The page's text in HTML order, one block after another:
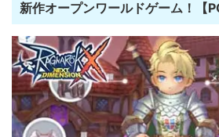
新作オープンワールドゲーム！【